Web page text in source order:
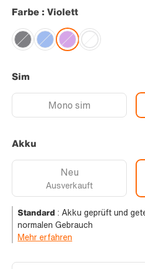
Farbe : Violett
Sim
Mono sim
Akku
Neu
Ausverkauft
Standard : Akku geprüft und
normalen Gebrauch
Mehr erfahren